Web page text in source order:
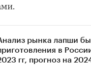
рынка лапши
в
гг, прогноз на